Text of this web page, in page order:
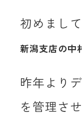
初めまして
新潟支店の中
昨年より
を管理さ